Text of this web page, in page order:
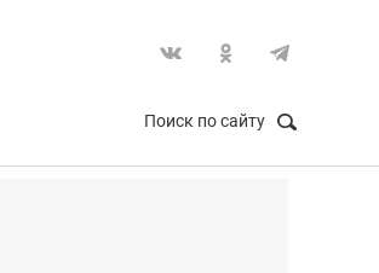
Поиск по сайту